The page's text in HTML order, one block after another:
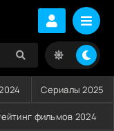
Сериалы 2025
фильмов 2024